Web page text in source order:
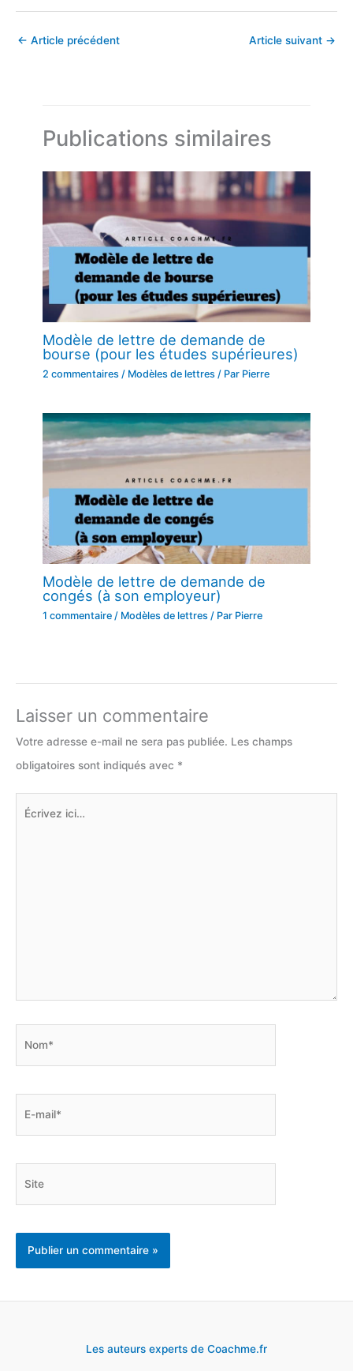
← Article précédent Article suivant →
Publications similaires
Modèle de lettre de demande de
bourse (pour les études supérieures)
2 commentaires / Modèles de lettres / Par Pierre
Modèle de lettre de demande de
congés (à son employeur)
1 commentaire / Modèles de lettres / Par Pierre
Laisser un commentaire
Votre adresse e-mail ne sera pas publiée. Les champs
obligatoires sont indiqués avec *
Les auteurs experts de Coachme.fr